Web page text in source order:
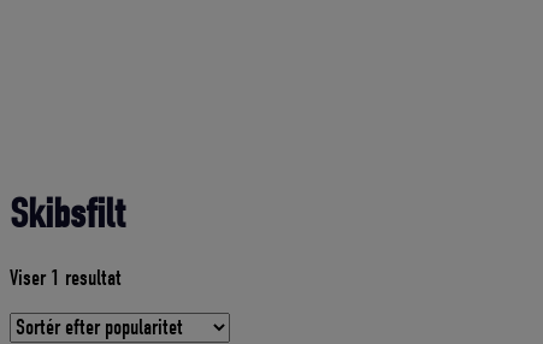
Skibsfilt
Viser 1 resultat